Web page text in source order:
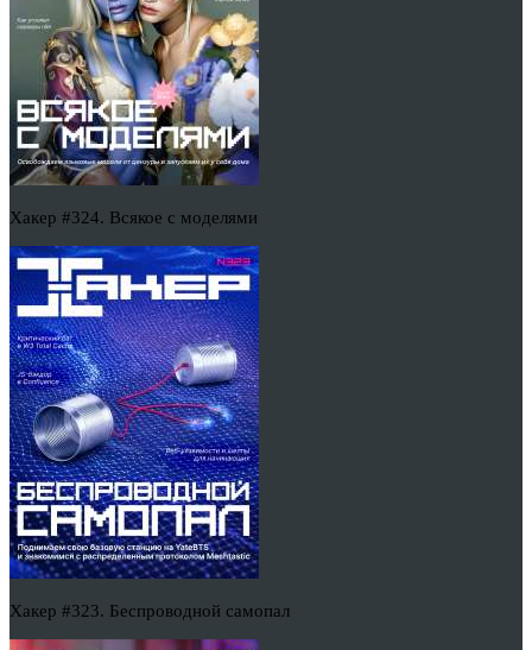
Хакер #324. Всякое с моделями
Хакер #323. Беспроводной самопал